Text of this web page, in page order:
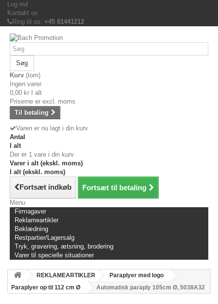
Log ind
Kontakt os
Ring til os: +45 81441212
Søg
Kurv (tom)
Ingen varer
0,00 kr
I alt
Priserne er excl. moms
Til betaling
Varen er nu lagt i din kurv
Antal
I alt
Der er 1 vare i din kurv
Varer i alt (ekskl. moms)
I alt (ekskl. moms)
Fortsæt indkøb Fortsæt til betaling
Menu
Firmagaver
Reklameartikler
Beklædning
Restpartier/Lagersalg
Tryk, gravering, ætsning, brodering
Varer til specielle situationer
REKLAMEARTIKLER
Paraplyer med logo
Paraplyer op til 112 cm Ø
Automatisk paraply 105cm Ø, 5038A32